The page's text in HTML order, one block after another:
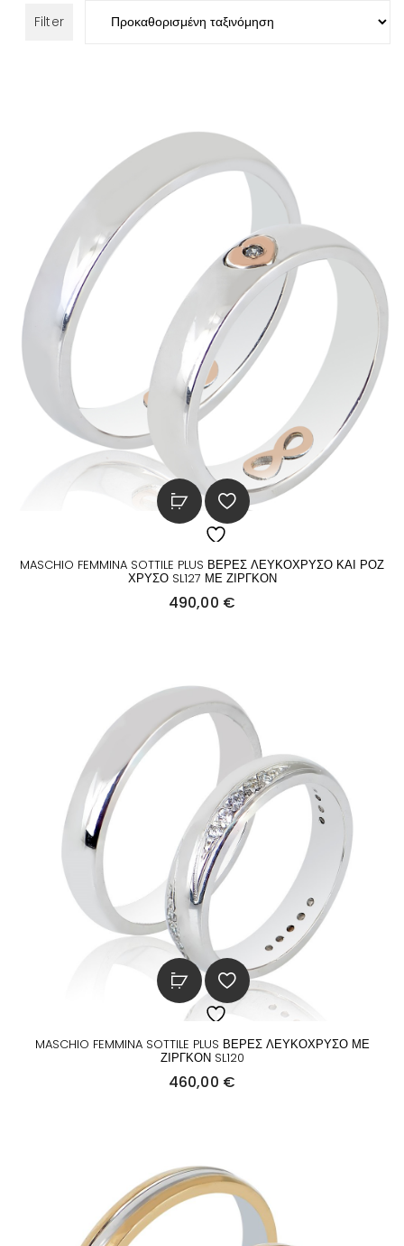
Filter
MASCHIO FEMMINA SOTTILE PLUS ΒΕΡΕΣ ΛΕΥΚΟΧΡΥΣΟ ΚΑΙ ΡΟΖ
ΧΡΥΣΟ SL127 ΜΕ ΖΙΡΓΚΟΝ
490,00 €
MASCHIO FEMMINA SOTTILE PLUS ΒΕΡΕΣ ΛΕΥΚΟΧΡΥΣΟ ΜΕ
ΖΙΡΓΚΟΝ SL120
460,00 €